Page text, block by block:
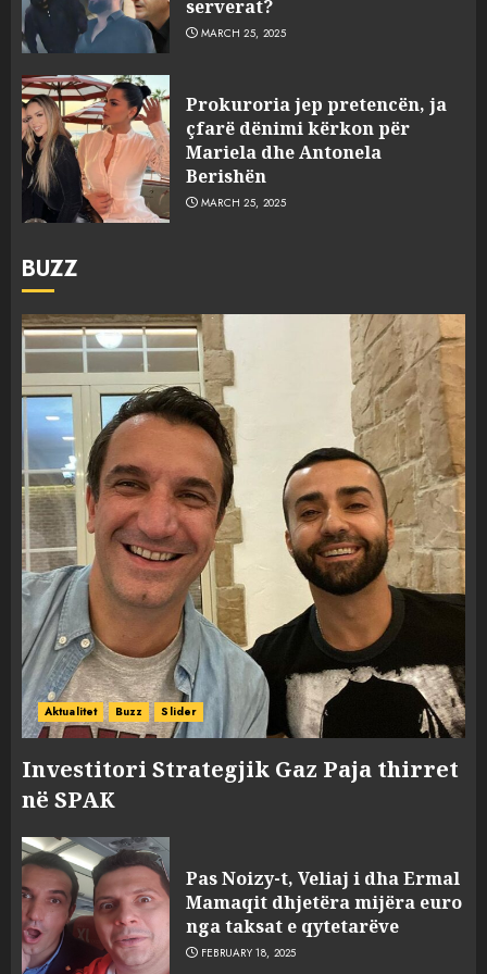
serverat?
MARCH 25, 2025
Prokuroria jep pretencën, ja
çfarë dënimi kërkon për
Mariela dhe Antonela
Berishën
MARCH 25, 2025
BUZZ
Aktualitet Buzz Slider
Investitori Strategjik Gaz Paja thirret
në SPAK
Pas Noizy-t, Veliaj i dha Ermal
Mamaqit dhjetëra mijëra euro
nga taksat e qytetarëve
FEBRUARY 18, 2025